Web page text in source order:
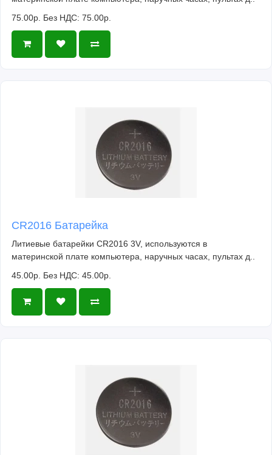
75.00р. Без НДС: 75.00р.
CR2016 Батарейка
Литиевые батарейки CR2016 3V, используются в
материнской плате компьютера, наручных часах, пультах д..
45.00р. Без НДС: 45.00р.